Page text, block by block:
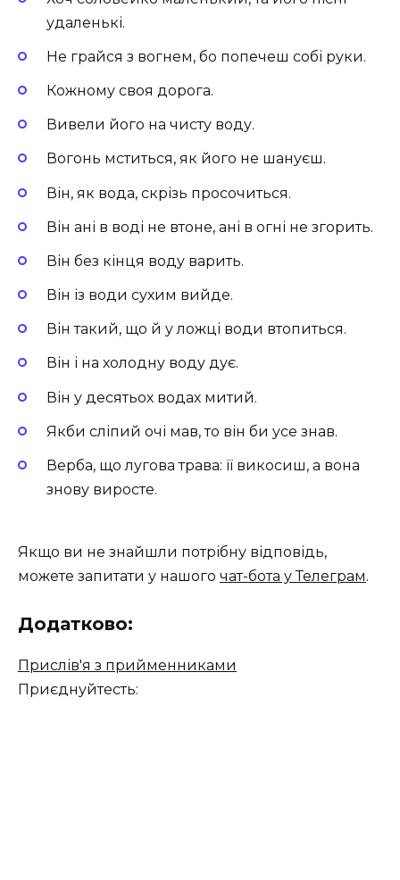
удаленькі.
Не грайся з вогнем, бо попечеш собі руки.
Кожному своя дорога.
Вивели його на чисту воду.
Вогонь мститься, як його не шануєш.
Він, як вода, скрізь просочиться.
Він ані в воді не втоне, ані в огні не згорить.
Він без кінця воду варить.
Він із води сухим вийде.
Він такий, що й у ложці води втопиться.
Він і на холодну воду дує.
Він у десятьох водах митий.
Якби сліпий очі мав, то він би усе знав.
Верба, що лугова трава: її викосиш, а вона
знову виросте.
Якщо ви не знайшли потрібну відповідь,
можете запитати у нашого чат-бота у Телеграм.
Додатково:
Прислів'я з прийменниками
Приєднуйтесть: